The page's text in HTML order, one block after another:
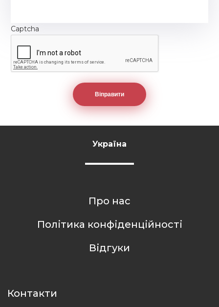
Captcha
Україна
Про нас
Політика конфіденційності
Відгуки
Контакти